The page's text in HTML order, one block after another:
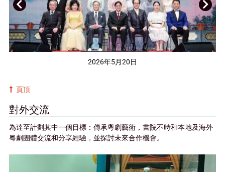
2026年5月20日
上
一
頁
下
一
頁
頁頂
對外交流
為達至計劃其中一個目標：傳承粵劇藝術，書院不時和本地及海外
粵劇團體交流和分享經驗，並探討未來合作機會。